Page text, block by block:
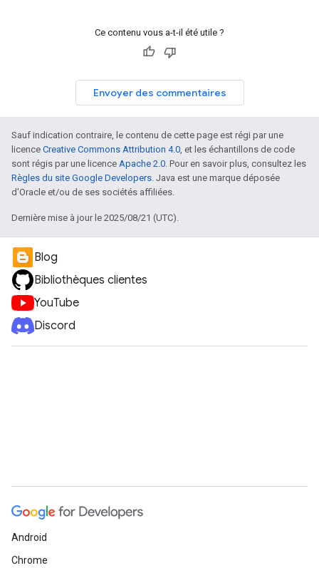
Ce contenu vous a-t-il été utile ?
Envoyer des commentaires
Sauf indication contraire, le contenu de cette page est régi par une
licence Creative Commons Attribution 4.0, et les échantillons de code
sont régis par une licence Apache 2.0. Pour en savoir plus, consultez les
Règles du site Google Developers. Java est une marque déposée
d'Oracle et/ou de ses sociétés affiliées.
Dernière mise à jour le 2025/08/21 (UTC).
Blog
Bibliothèques clientes
YouTube
Discord
Android
Chrome